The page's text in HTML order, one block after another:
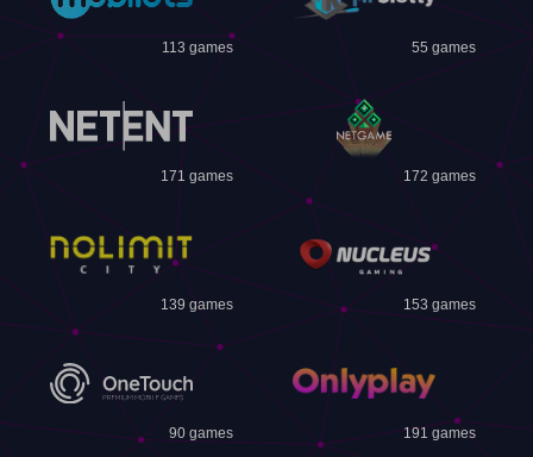
113 games 55 games
171 games 172 games
139 games 153 games
90 games 191 games